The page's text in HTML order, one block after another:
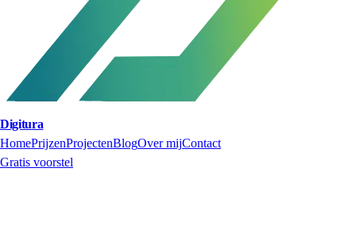
Digitura
HomePrijzenProjectenBlogOver mijContact
Gratis voorstel